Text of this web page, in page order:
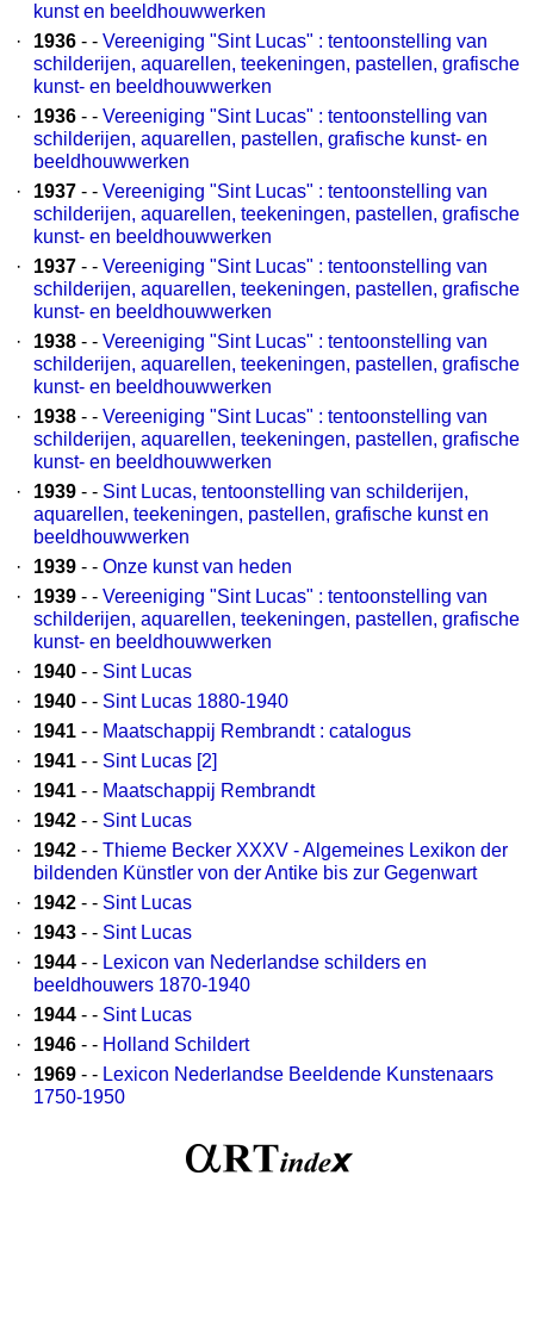
kunst en beeldhouwwerken
·
1936 - - Vereeniging "Sint Lucas" : tentoonstelling van
schilderijen, aquarellen, teekeningen, pastellen, grafische
kunst- en beeldhouwwerken
·
1936 - - Vereeniging "Sint Lucas" : tentoonstelling van
schilderijen, aquarellen, pastellen, grafische kunst- en
beeldhouwwerken
·
1937 - - Vereeniging "Sint Lucas" : tentoonstelling van
schilderijen, aquarellen, teekeningen, pastellen, grafische
kunst- en beeldhouwwerken
·
1937 - - Vereeniging "Sint Lucas" : tentoonstelling van
schilderijen, aquarellen, teekeningen, pastellen, grafische
kunst- en beeldhouwwerken
·
1938 - - Vereeniging "Sint Lucas" : tentoonstelling van
schilderijen, aquarellen, teekeningen, pastellen, grafische
kunst- en beeldhouwwerken
·
1938 - - Vereeniging "Sint Lucas" : tentoonstelling van
schilderijen, aquarellen, teekeningen, pastellen, grafische
kunst- en beeldhouwwerken
·
1939 - - Sint Lucas, tentoonstelling van schilderijen,
aquarellen, teekeningen, pastellen, grafische kunst en
beeldhouwwerken
·
1939 - - Onze kunst van heden
·
1939 - - Vereeniging "Sint Lucas" : tentoonstelling van
schilderijen, aquarellen, teekeningen, pastellen, grafische
kunst- en beeldhouwwerken
·
1940 - - Sint Lucas
·
1940 - - Sint Lucas 1880-1940
·
1941 - - Maatschappij Rembrandt : catalogus
·
1941 - - Sint Lucas [2]
·
1941 - - Maatschappij Rembrandt
·
1942 - - Sint Lucas
·
1942 - - Thieme Becker XXXV - Algemeines Lexikon der
bildenden Künstler von der Antike bis zur Gegenwart
·
1942 - - Sint Lucas
·
1943 - - Sint Lucas
·
1944 - - Lexicon van Nederlandse schilders en
beeldhouwers 1870-1940
·
1944 - - Sint Lucas
·
1946 - - Holland Schildert
·
1969 - - Lexicon Nederlandse Beeldende Kunstenaars
1750-1950